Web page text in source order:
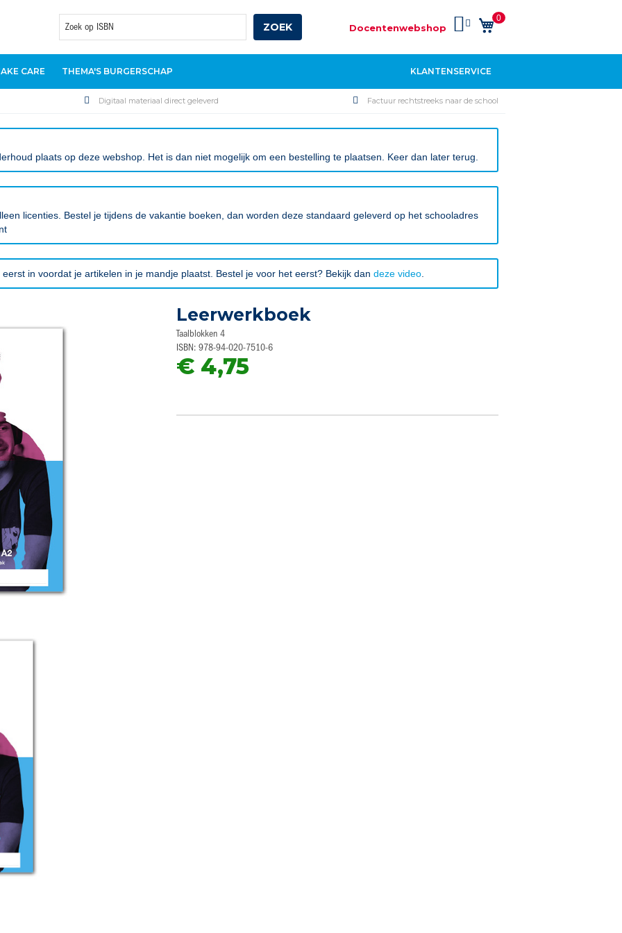
Zoek
ZOEK Docentenwebshop
Winkelwagen
0
CARE THEMA'S BURGERSCHAP KLANTENSERVICE
Digitaal materiaal direct geleverd Factuur rechtstreeks naar de school
plaats op deze webshop. Het is dan niet mogelijk om een bestelling te plaatsen. Keer dan later terug.
licenties. Bestel je tijdens de vakantie boeken, dan worden deze standaard geleverd op het schooladres
in voordat je artikelen in je mandje plaatst. Bestel je voor het eerst? Bekijk dan deze video
Leerwerkboek
Taalblokken 4
ISBN: 978-94-020-7510-6
€ 4,75